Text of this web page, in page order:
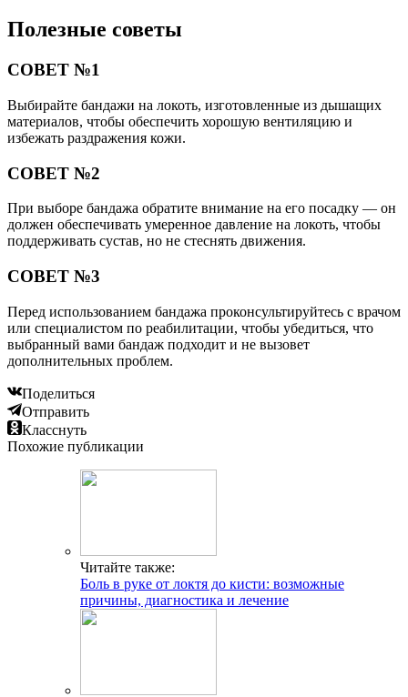
Полезные советы
СОВЕТ №1
Выбирайте бандажи на локоть, изготовленные из дышащих
материалов, чтобы обеспечить хорошую вентиляцию и
избежать раздражения кожи.
СОВЕТ №2
При выборе бандажа обратите внимание на его посадку — он
должен обеспечивать умеренное давление на локоть, чтобы
поддерживать сустав, но не стеснять движения.
СОВЕТ №3
Перед использованием бандажа проконсультируйтесь с врачом
или специалистом по реабилитации, чтобы убедиться, что
выбранный вами бандаж подходит и не вызовет
дополнительных проблем.
Поделиться
Отправить
Класснуть
Похожие публикации
Читайте также:
Боль в руке от локтя до кисти: возможные
причины, диагностика и лечение